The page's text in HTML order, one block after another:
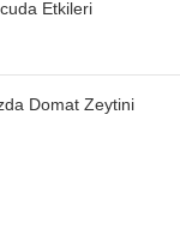
Etkileri
Domat Zeytini